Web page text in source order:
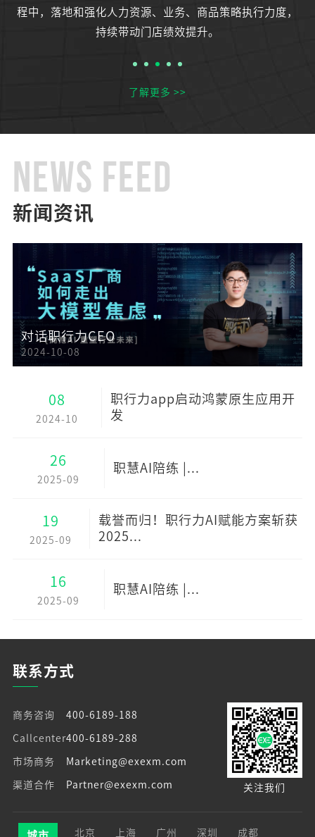
程中，落地和强化人力资源、业务、商品策略执行力度，
持续带动门店绩效提升。
了解更多 >>
NEWS FEED
新闻资讯
对话职行力CEO
2024-10-08
08
2024-10
职行力app启动鸿蒙原生应用开
发
26
2025-09
职慧AI陪练 |...
19
2025-09
载誉而归！职行力AI赋能方案斩获
2025...
16
2025-09
职慧AI陪练 |...
联系方式
商务咨询 400-6189-188
Callcenter400-6189-288
市场商务 Marketing@exexm.com
渠道合作 Partner@exexm.com 关注我们
北京 上海 广州 深圳 成都